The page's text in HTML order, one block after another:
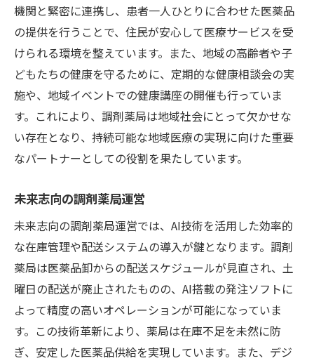
機関と緊密に連携し、患者一人ひとりに合わせた医薬品
の提供を行うことで、住民が安心して医療サービスを受
けられる環境を整えています。また、地域の高齢者や子
どもたちの健康を守るために、定期的な健康相談会の実
施や、地域イベントでの健康講座の開催も行っていま
す。これにより、調剤薬局は地域社会にとって欠かせな
い存在となり、持続可能な地域医療の実現に向けた重要
なパートナーとしての役割を果たしています。
未来志向の調剤薬局運営
未来志向の調剤薬局運営では、AI技術を活用した効率的
な在庫管理や配送システムの導入が鍵となります。調剤
薬局は医薬品卸からの配送スケジュールが見直され、土
曜日の配送が廃止されたものの、AI搭載の発注ソフトに
よって精度の高いオペレーションが可能になっていま
す。この技術革新により、薬局は在庫不足を未然に防
ぎ、安定した医薬品供給を実現しています。また、デジ